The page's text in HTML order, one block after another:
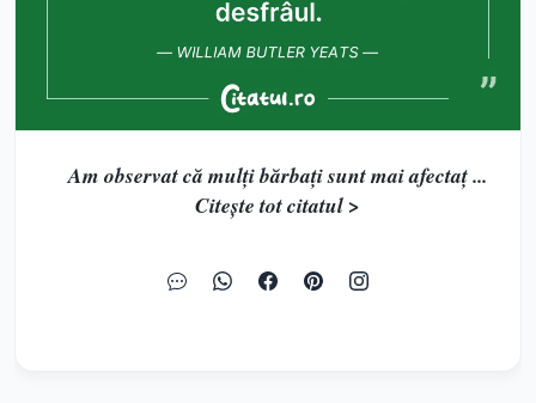
Am observat că mulți bărbați sunt mai afectaț ...
Citește tot citatul >